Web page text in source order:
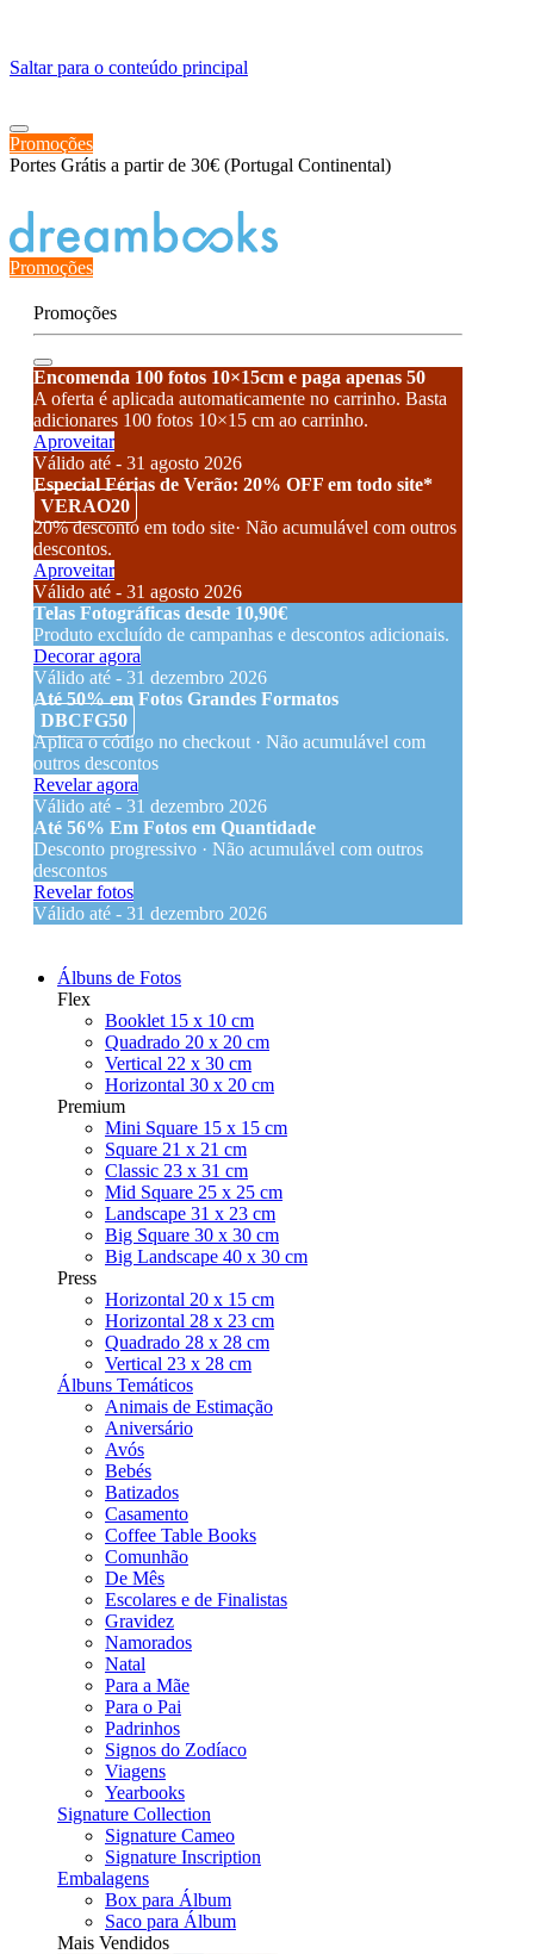
Saltar para o conteúdo principal
Promoções
Portes Grátis a partir de 30€ (Portugal Continental)
Promoções
Promoções
Encomenda 100 fotos 10×15cm e paga apenas 50
A oferta é aplicada automaticamente no carrinho. Basta
adicionares 100 fotos 10×15 cm ao carrinho.
Aproveitar
Válido até - 31 agosto 2026
Especial Férias de Verão: 20% OFF em todo site*
VERAO20
20% desconto em todo site· Não acumulável com outros
descontos.
Aproveitar
Válido até - 31 agosto 2026
Telas Fotográficas desde 10,90€
Produto excluído de campanhas e descontos adicionais.
Decorar agora
Válido até - 31 dezembro 2026
Até 50% em Fotos Grandes Formatos
DBCFG50
Aplica o código no checkout · Não acumulável com
outros descontos
Revelar agora
Válido até - 31 dezembro 2026
Até 56% Em Fotos em Quantidade
Desconto progressivo · Não acumulável com outros
descontos
Revelar fotos
Válido até - 31 dezembro 2026
Álbuns de Fotos
Flex
Booklet 15 x 10 cm
Quadrado 20 x 20 cm
Vertical 22 x 30 cm
Horizontal 30 x 20 cm
Premium
Mini Square 15 x 15 cm
Square 21 x 21 cm
Classic 23 x 31 cm
Mid Square 25 x 25 cm
Landscape 31 x 23 cm
Big Square 30 x 30 cm
Big Landscape 40 x 30 cm
Press
Horizontal 20 x 15 cm
Horizontal 28 x 23 cm
Quadrado 28 x 28 cm
Vertical 23 x 28 cm
Álbuns Temáticos
Animais de Estimação
Aniversário
Avós
Bebés
Batizados
Casamento
Coffee Table Books
Comunhão
De Mês
Escolares e de Finalistas
Gravidez
Namorados
Natal
Para a Mãe
Para o Pai
Padrinhos
Signos do Zodíaco
Viagens
Yearbooks
Signature Collection
Signature Cameo
Signature Inscription
Embalagens
Box para Álbum
Saco para Álbum
Mais Vendidos
≡